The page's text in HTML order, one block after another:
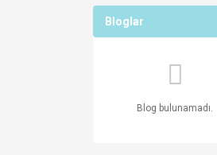
Bloglar
Blog bulunamadı.